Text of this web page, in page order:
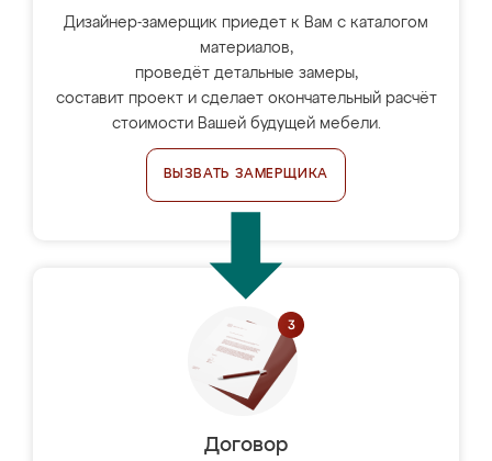
Дизайнер-замерщик приедет к Вам с каталогом
материалов,
проведёт детальные замеры,
составит проект и сделает окончательный расчёт
стоимости Вашей будущей мебели.
ВЫЗВАТЬ ЗАМЕРЩИКА
Договор